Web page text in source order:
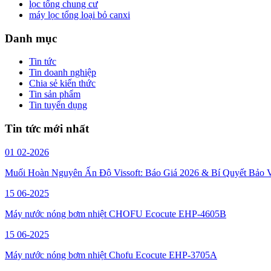
lọc tổng chung cư
máy lọc tổng loại bỏ canxi
Danh mục
Tin tức
Tin doanh nghiệp
Chia sẻ kiến thức
Tin sản phẩm
Tin tuyển dụng
Tin tức mới nhất
01 02-2026
Muối Hoàn Nguyên Ấn Độ Vissoft: Báo Giá 2026 & Bí Quyết Bảo
15 06-2025
Máy nước nóng bơm nhiệt CHOFU Ecocute EHP-4605B
15 06-2025
Máy nước nóng bơm nhiệt Chofu Ecocute EHP-3705A